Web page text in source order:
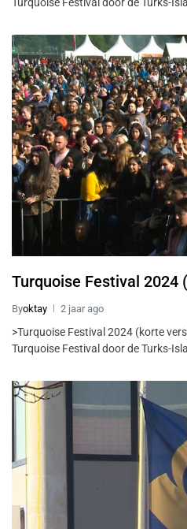
Turquoise Festival 2024
Byoktay 2 jaar ago
>Turquoise Festival 2024 (korte
Turquoise Festival door de Turks-